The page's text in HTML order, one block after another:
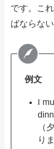
です。こ
ばならな
例文
I
（
り